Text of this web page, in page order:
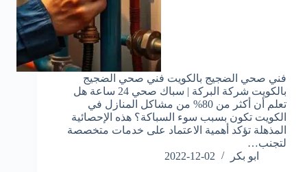
فني صحي الضجيج بالكويت فني صحي الضجيج
بالكويت شركة البركة | سباك صحي 24 ساعة هل
تعلم أن أكثر من 80% من مشاكل المنازل في
الكويت تكون بسبب سوء السباكة؟ هذه الإحصائية
المذهلة تؤكد أهمية الاعتماد على خدمات متخصصة
لتجنب…
ابو بكر
2022-12-02